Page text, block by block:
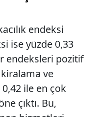
endeksi
ise yüzde 0,33
endeksleri pozitif
ve
ile en çok
çıktı. Bu,